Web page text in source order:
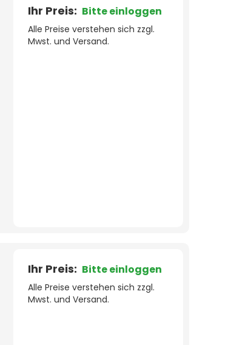
Ihr Preis: Bitte einloggen
Alle Preise verstehen sich zzgl.
Mwst. und Versand.
Ihr Preis: Bitte einloggen
Alle Preise verstehen sich zzgl.
Mwst. und Versand.